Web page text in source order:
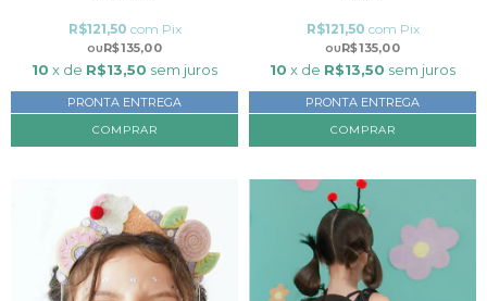
R$135,00
R$121,50 com Pix
10 x de R$13,50 sem juros
PRONTA ENTREGA
R$135,00
R$121,50 com Pix
10 x de R$13,50 sem juros
PRONTA ENTREGA